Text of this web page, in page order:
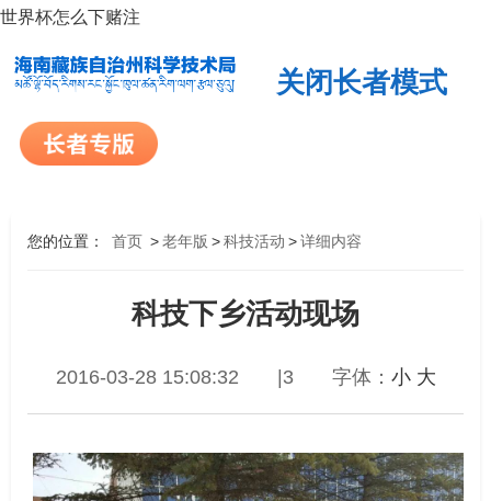
世界杯怎么下赌注
关闭长者模式
您的位置： 首页 >老年版 >科技活动 >详细内容
科技下乡活动现场
2016-03-28 15:08:32 |3 字体： 小 大